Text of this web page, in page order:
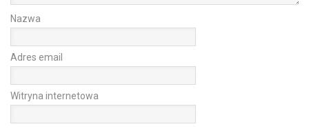
Nazwa
Adres email
Witryna internetowa